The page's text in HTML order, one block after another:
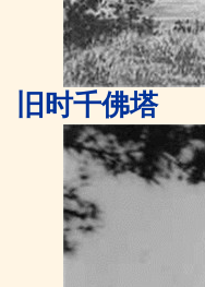
旧时千佛塔